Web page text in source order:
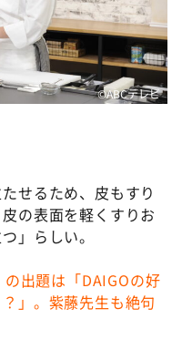
©ABCテレビ
せるため、皮もすり
の表面を軽くすりお
」らしい。
の出題は「DAIGOの好
」。紫藤先生も絶句